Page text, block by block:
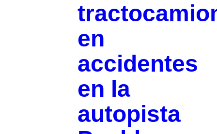
en
accidentes
en la
autopista